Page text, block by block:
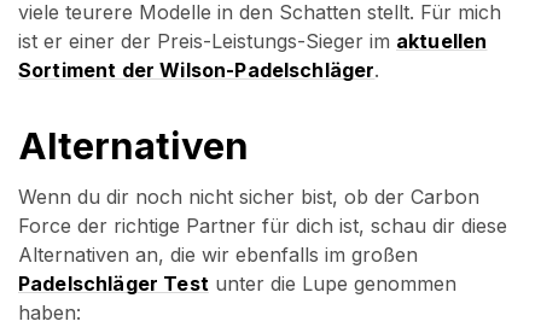
viele teurere Modelle in den Schatten stellt. Für mich
ist er einer der Preis-Leistungs-Sieger im aktuellen
Sortiment der Wilson-Padelschläger.
Alternativen
Wenn du dir noch nicht sicher bist, ob der Carbon
Force der richtige Partner für dich ist, schau dir diese
Alternativen an, die wir ebenfalls im großen
Padelschläger Test unter die Lupe genommen
haben: